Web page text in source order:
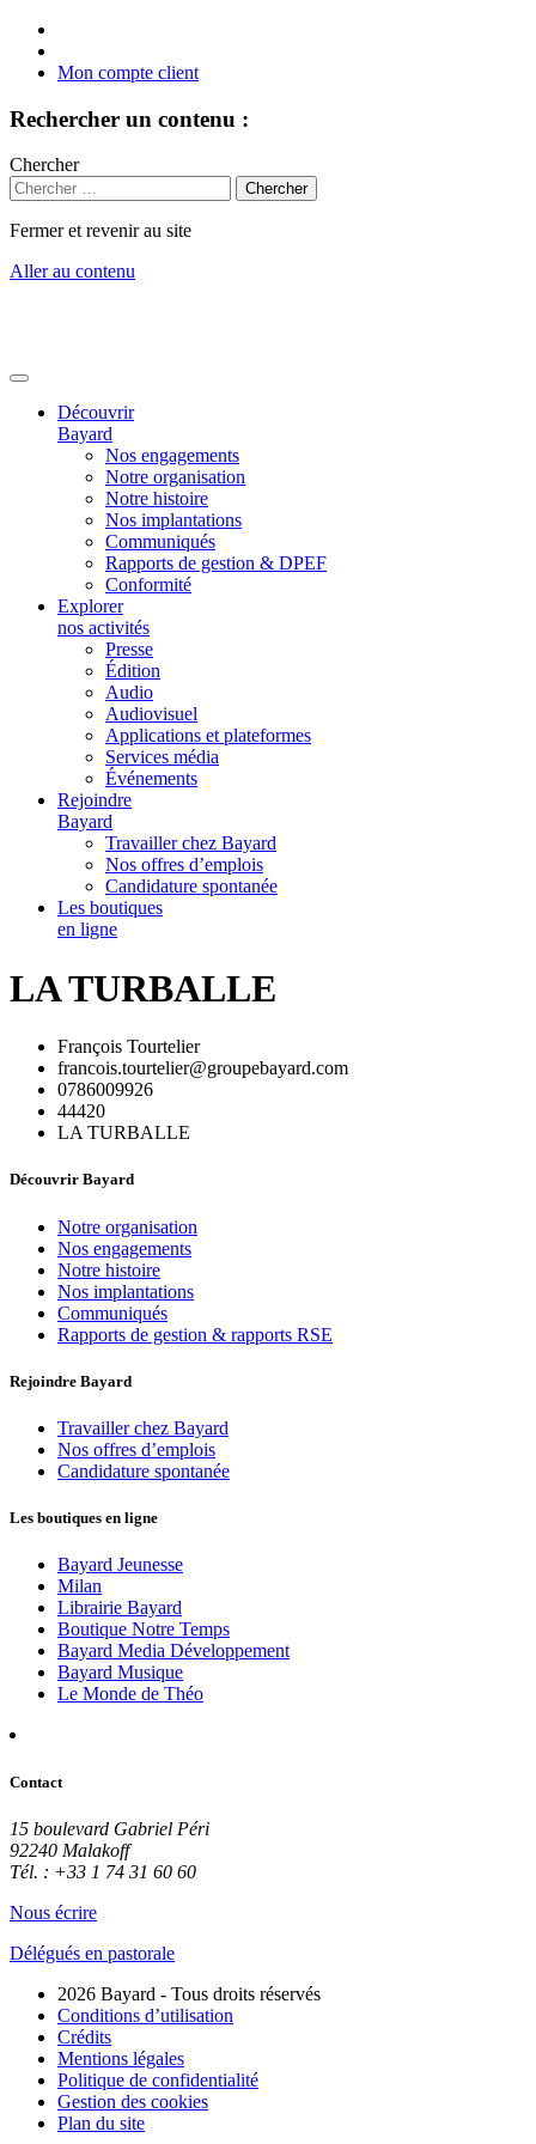
Mon compte client
Rechercher un contenu :
Chercher
Fermer et revenir au site
Aller au contenu
Découvrir
Bayard
Nos engagements
Notre organisation
Notre histoire
Nos implantations
Communiqués
Rapports de gestion & DPEF
Conformité
Explorer
nos activités
Presse
Édition
Audio
Audiovisuel
Applications et plateformes
Services média
Événements
Rejoindre
Bayard
Travailler chez Bayard
Nos offres d’emplois
Candidature spontanée
Les boutiques
en ligne
LA TURBALLE
François Tourtelier
francois.tourtelier@groupebayard.com
0786009926
44420
LA TURBALLE
Découvrir Bayard
Notre organisation
Nos engagements
Notre histoire
Nos implantations
Communiqués
Rapports de gestion & rapports RSE
Rejoindre Bayard
Travailler chez Bayard
Nos offres d’emplois
Candidature spontanée
Les boutiques en ligne
Bayard Jeunesse
Milan
Librairie Bayard
Boutique Notre Temps
Bayard Media Développement
Bayard Musique
Le Monde de Théo
Contact
15 boulevard Gabriel Péri
92240 Malakoff
Tél. : +33 1 74 31 60 60
Nous écrire
Délégués en pastorale
2026 Bayard - Tous droits réservés
Conditions d’utilisation
Crédits
Mentions légales
Politique de confidentialité
Gestion des cookies
Plan du site